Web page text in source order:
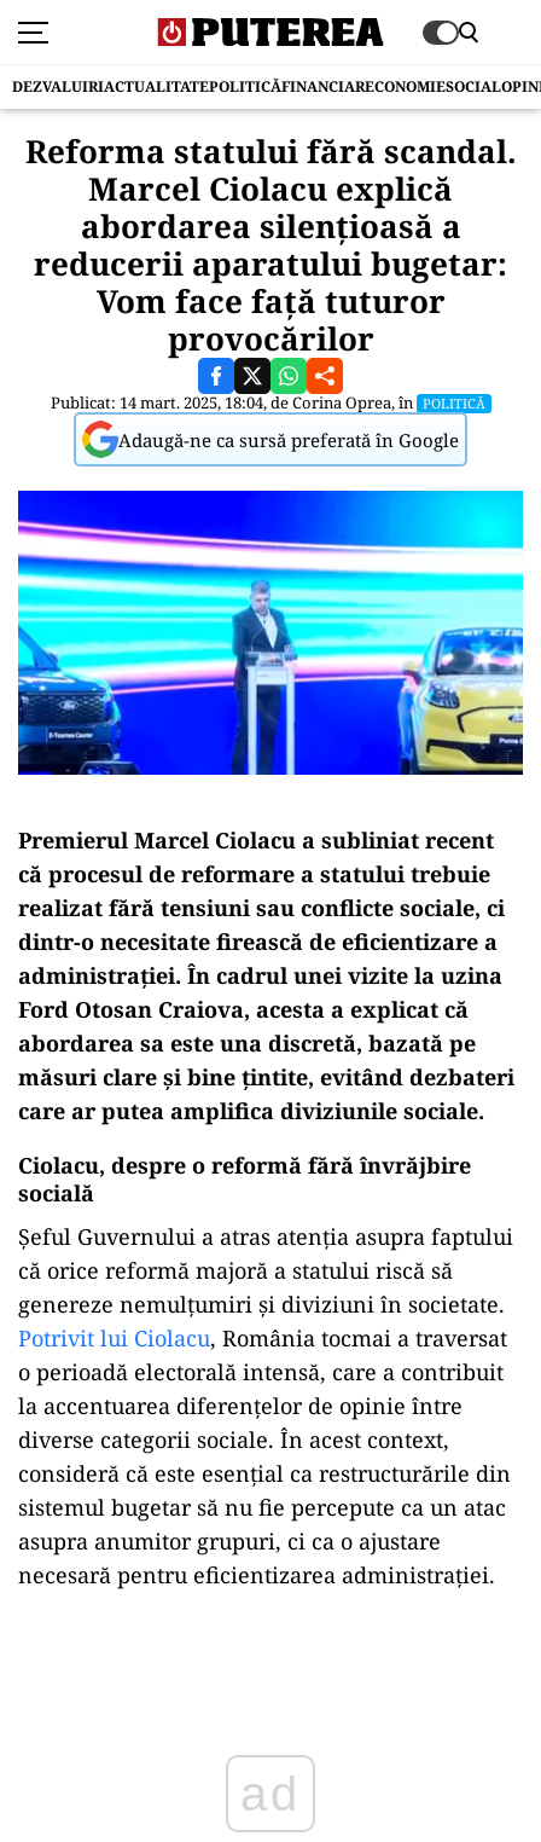
DEZVALUIRIACTUALITATEPOLITICĂFINANCIARECONOMIESOCIAL
Reforma statului fără scandal.
Marcel Ciolacu explică
abordarea silențioasă a
reducerii aparatului bugetar:
Vom face faţă tuturor
provocărilor
Publicat: 14 mart. 2025, 18:04, deCorina Oprea, în POLITICĂ
Adaugă-ne ca sursă preferată în Google
Premierul Marcel Ciolacu a subliniat recent
că procesul de reformare a statului trebuie
realizat fără tensiuni sau conflicte sociale, ci
dintr-o necesitate firească de eficientizare a
administrației. În cadrul unei vizite la uzina
Ford Otosan Craiova, acesta a explicat că
abordarea sa este una discretă, bazată pe
măsuri clare și bine țintite, evitând dezbateri
care ar putea amplifica diviziunile sociale.
Ciolacu, despre o reformă fără învrăjbire
socială
Șeful Guvernului a atras atenția asupra faptului
că orice reformă majoră a statului riscă să
genereze nemulțumiri și diviziuni în societate.
Potrivit lui Ciolacu, România tocmai a traversat
o perioadă electorală intensă, care a contribuit
la accentuarea diferențelor de opinie între
diverse categorii sociale. În acest context,
consideră că este esențial ca restructurările din
sistemul bugetar să nu fie percepute ca un atac
asupra anumitor grupuri, ci ca o ajustare
necesară pentru eficientizarea administrației.